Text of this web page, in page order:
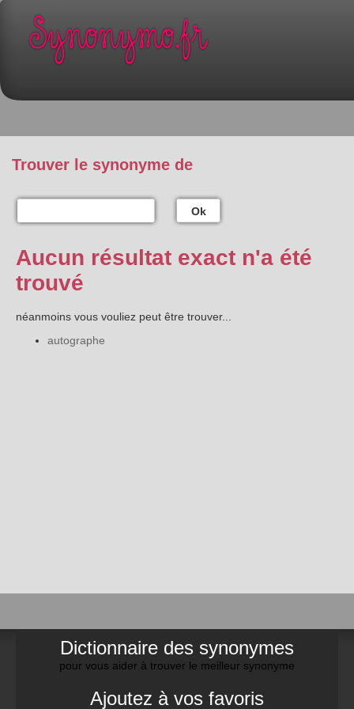
Trouver le synonyme de
Ok
Aucun résultat exact n'a été
trouvé
néanmoins vous vouliez peut être trouver...
autographe
Dictionnaire des synonymes
pour vous aider à trouver le meilleur synonyme
Ajoutez à vos favoris